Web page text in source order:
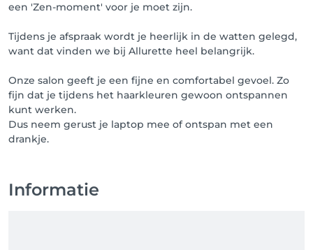
een 'Zen-moment' voor je moet zijn.
Tijdens je afspraak wordt je heerlijk in de watten gelegd,
want dat vinden we bij Allurette heel belangrijk.
Onze salon geeft je een fijne en comfortabel gevoel. Zo
fijn dat je tijdens het haarkleuren gewoon ontspannen
kunt werken.
Dus neem gerust je laptop mee of ontspan met een
drankje.
Informatie